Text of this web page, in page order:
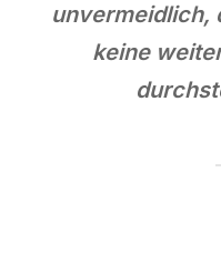
unvermeidlich,
keine